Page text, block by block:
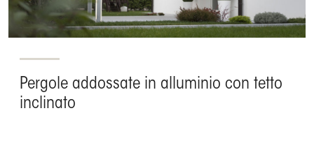
Pergole addossate in alluminio con tetto
inclinato